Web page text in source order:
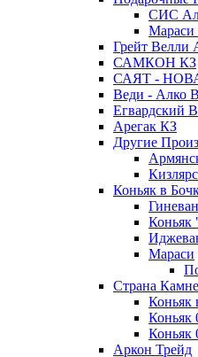
СИС
Грейт Велли
САМКОН КЗ
САЯТ -
Веди - Алко
Егвардский
Арегак КЗ
Другие
Коньяк в
Мараси
Страна
Коньяк
Коньяк
Коньяк
Аркон Трейд